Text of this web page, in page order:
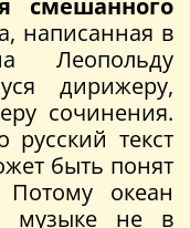
написанная в
Леопольду
дирижеру,
сочинения.
русский текст
быть понят
Потому океан
музыке не в